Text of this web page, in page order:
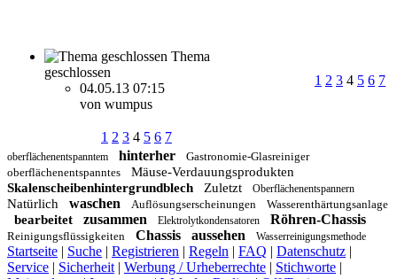
Thema
geschlossen
04.05.13 07:15
von wumpus
1 2 3 4 5 6 7
1 2 3 4 5 6 7
oberflächenentspanntem hinterher
Gastronomie-Glasreiniger
oberflächenentspanntes
Mäuse-Verdauungsprodukten
Skalenscheibenhintergrundblech
Zuletzt Oberflächenentspannern
Natürlich waschen Auflösungserscheinungen Wasserenthärtungsanlage
bearbeitet zusammen Elektrolytkondensatoren Röhren-Chassis
Reinigungsflüssigkeiten Chassis aussehen Wasserreinigungsmethode
Startseite | Suche | Registrieren | Regeln | FAQ | Datenschutz |
Service | Sicherheit | Werbung / Urheberrechte | Stichworte |